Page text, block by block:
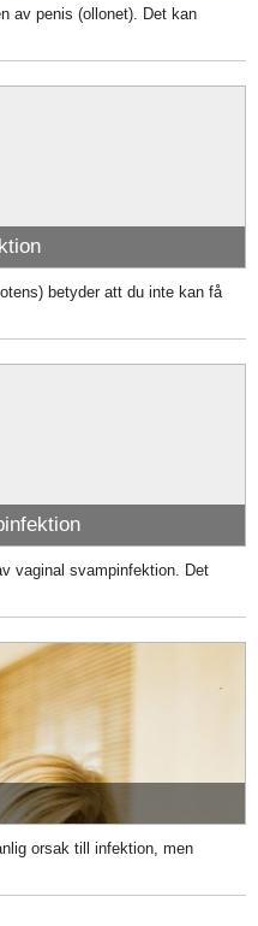
av penis (ollonet). Det kan
betyder att du inte kan få
vaginal svampinfektion. Det
orsak till infektion, men